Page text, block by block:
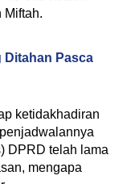
Miftah.
Ditahan Pasca
ketidakhadiran
DPRD telah lama
mengapa